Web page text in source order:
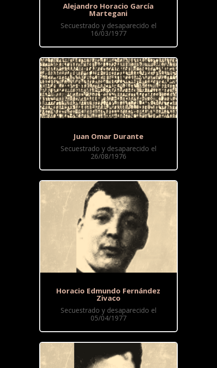
Alejandro Horacio García
Martegani
Secuestrado y desaparecido el
16/03/1977
Juan Omar Durante
Secuestrado y desaparecido el
26/08/1976
Horacio Edmundo Fernández
Zivaco
Secuestrado y desaparecido el
05/04/1977